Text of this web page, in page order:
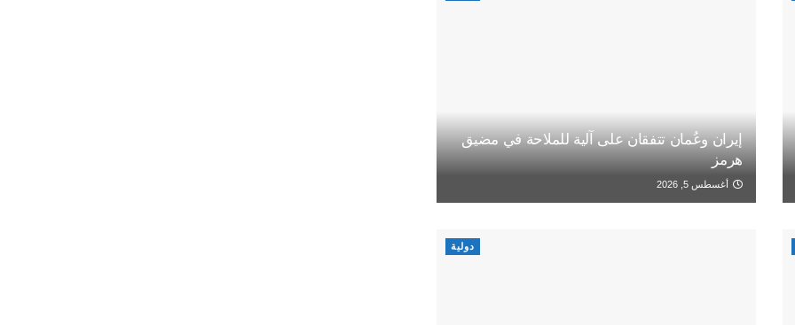
إيران وعُمان تتفقان على آلية للملاحة في مضيق
هرمز
أغسطس 5, 2026
دولية